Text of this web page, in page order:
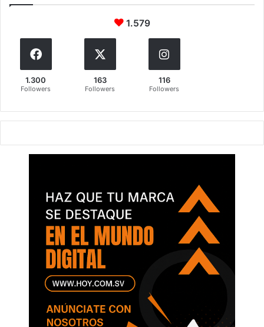
1.579
1.300
Followers
163
Followers
116
Followers